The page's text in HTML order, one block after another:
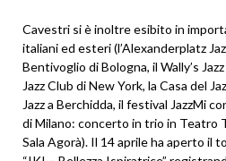
Cavestri si è inoltre esibito in
italiani ed esteri (l’Alexanderplatz
Bentivoglio di Bologna, il Wally’s
Jazz Club di New York, la Casa del
Jazz a Berchidda, il festival JazzMi
di Milano: concerto in trio in Teatro
Sala Agorà). Il 14 aprile ha aperto il